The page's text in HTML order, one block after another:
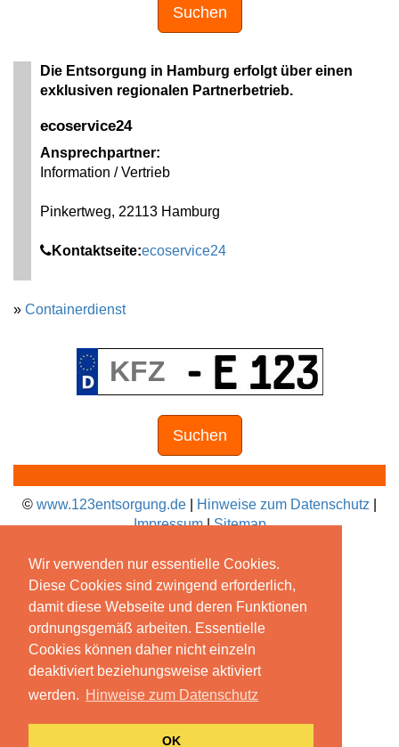
Wir verwenden nur essentielle Cookies.
Diese Cookies sind zwingend erforderlich,
damit diese Webseite und deren Funktionen
ordnungsgemäß arbeiten. Essentielle
Cookies können daher nicht einzeln
deaktiviert beziehungsweise aktiviert
werden. Hinweise zum Datenschutz
OK
Suchen
Die Entsorgung in Hamburg erfolgt über einen
exklusiven regionalen Partnerbetrieb.
ecoservice24
Ansprechpartner:
Information / Vertrieb
Pinkertweg, 22113 Hamburg
Kontaktseite:ecoservice24
» Containerdienst
Suchen
© www.123entsorgung.de Hinweise zum Datenschutz
Impressum|Sitemap